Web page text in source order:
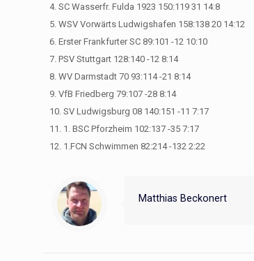
4. SC Wasserfr. Fulda 1923 150:119 31 14:8
5. WSV Vorwärts Ludwigshafen 158:138 20 14:12
6. Erster Frankfurter SC 89:101 -12 10:10
7. PSV Stuttgart 128:140 -12 8:14
8. WV Darmstadt 70 93:114 -21 8:14
9. VfB Friedberg 79:107 -28 8:14
10. SV Ludwigsburg 08 140:151 -11 7:17
11. 1. BSC Pforzheim 102:137 -35 7:17
12. 1.FCN Schwimmen 82:214 -132 2:22
Matthias Beckonert